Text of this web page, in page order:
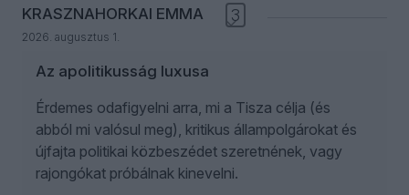
KRASZNAHORKAI EMMA
2026. augusztus 1.
3
Az apolitikusság luxusa
Érdemes odafigyelni arra, mi a Tisza célja (és
abból mi valósul meg), kritikus állampolgárokat és
újfajta politikai közbeszédet szeretnének, vagy
rajongókat próbálnak kinevelni.